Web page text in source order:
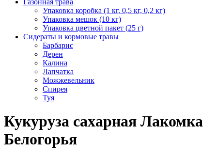
Упаковка коробка (1 кг, 0,5 кг, 0,2 кг)
Упаковка мешок (10 кг)
Упаковка цветной пакет (25 г)
Сидераты и кормовые травы
Барбарис
Дерен
Калина
Лапчатка
Можжевельник
Спирея
Туя
Кукуруза сахарная Лакомка
Белогорья